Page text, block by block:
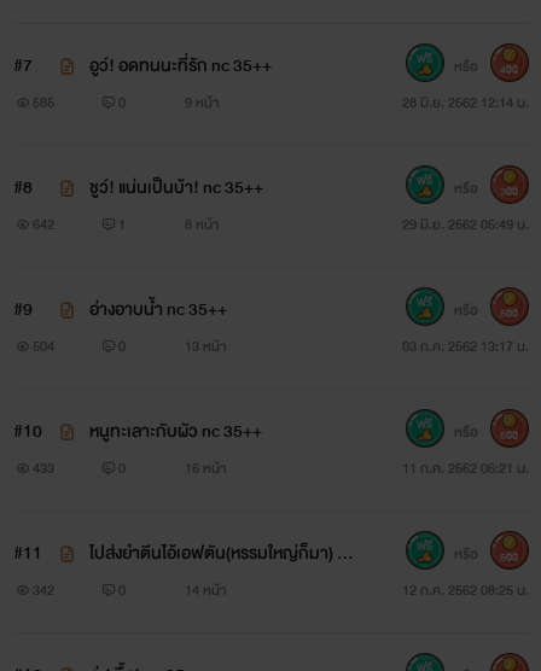
#7 อูว์! อดทนนะที่รัก nc 35++
585 0 9 หน้า 28 มิ.ย. 2562 12:14 น.
หรือ 400
#8 ชูว์! แน่นเป็นบ้า! nc 35++
642 1 8 หน้า 29 มิ.ย. 2562 05:49 น.
หรือ 300
#9 อ่างอาบน้ำ nc 35++
504 0 13 หน้า 03 ก.ค. 2562 13:17 น.
หรือ 500
#10 หนูทะเลาะกับผัว nc 35++
433 0 16 หน้า 11 ก.ค. 2562 06:21 น.
หรือ 500
#11
ไปส่งยำตีนไอ้เอฟตัน(หรรมใหญ่ก็มา) nc
27+++
342 0 14 หน้า 12 ก.ค. 2562 08:25 น.
หรือ 500